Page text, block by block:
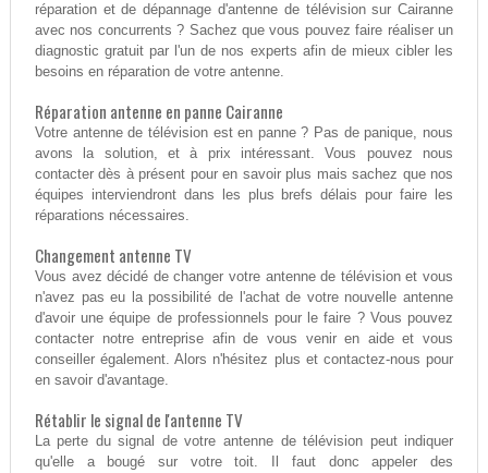
réparation et de dépannage d'antenne de télévision sur Cairanne
avec nos concurrents ? Sachez que vous pouvez faire réaliser un
diagnostic gratuit par l'un de nos experts afin de mieux cibler les
besoins en réparation de votre antenne.
Réparation antenne en panne Cairanne
Votre antenne de télévision est en panne ? Pas de panique, nous
avons la solution, et à prix intéressant. Vous pouvez nous
contacter dès à présent pour en savoir plus mais sachez que nos
équipes interviendront dans les plus brefs délais pour faire les
réparations nécessaires.
Changement antenne TV
Vous avez décidé de changer votre antenne de télévision et vous
n'avez pas eu la possibilité de l'achat de votre nouvelle antenne
d'avoir une équipe de professionnels pour le faire ? Vous pouvez
contacter notre entreprise afin de vous venir en aide et vous
conseiller également. Alors n'hésitez plus et contactez-nous pour
en savoir d'avantage.
Rétablir le signal de l'antenne TV
La perte du signal de votre antenne de télévision peut indiquer
qu'elle a bougé sur votre toit. Il faut donc appeler des